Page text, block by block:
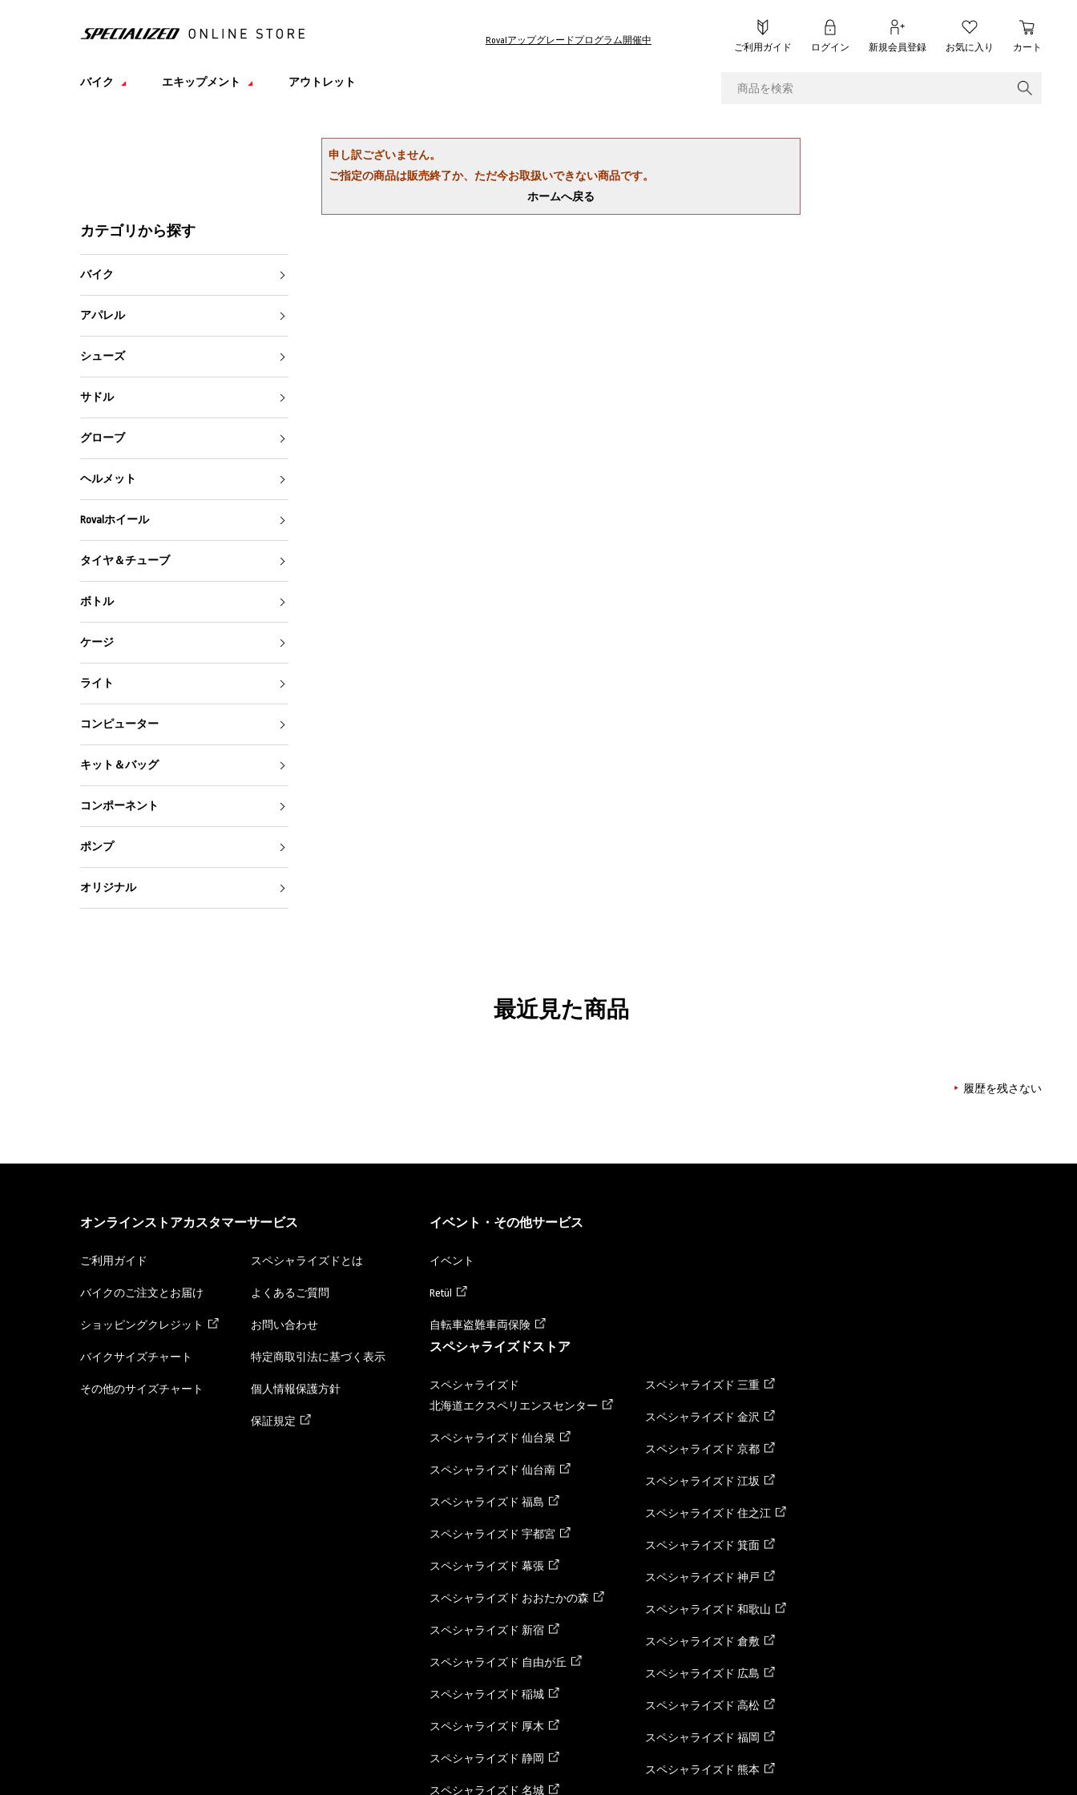
Rovalアップグレードプログラム開催中
ご利用ガイド ログイン 新規会員登録 お気に入り カート
バイク エキップメント アウトレット
申し訳ございません。
ご指定の商品は販売終了か、ただ今お取扱いできない商品です。
ホームへ戻る
カテゴリから探す
バイク
アパレル
シューズ
サドル
グローブ
ヘルメット
Rovalホイール
タイヤ＆チューブ
ボトル
ケージ
ライト
コンピューター
キット＆バッグ
コンポーネント
ポンプ
オリジナル
最近見た商品
履歴を残さない
オンラインストアカスタマーサービス
ご利用ガイド
バイクのご注文とお届け
ショッピングクレジット
バイクサイズチャート
その他のサイズチャート
スペシャライズドとは
よくあるご質問
お問い合わせ
特定商取引法に基づく表示
個人情報保護方針
保証規定
イベント・その他サービス
イベント
Retül
自転車盗難車両保険
スペシャライズドストア
スペシャライズド
北海道エクスペリエンスセンター
スペシャライズド 仙台泉
スペシャライズド 仙台南
スペシャライズド 福島
スペシャライズド 宇都宮
スペシャライズド 幕張
スペシャライズド おおたかの森
スペシャライズド 新宿
スペシャライズド 自由が丘
スペシャライズド 稲城
スペシャライズド 厚木
スペシャライズド 静岡
スペシャライズド 名城
スペシャライズド 三重
スペシャライズド 金沢
スペシャライズド 京都
スペシャライズド 江坂
スペシャライズド 住之江
スペシャライズド 箕面
スペシャライズド 神戸
スペシャライズド 和歌山
スペシャライズド 倉敷
スペシャライズド 広島
スペシャライズド 高松
スペシャライズド 福岡
スペシャライズド 熊本